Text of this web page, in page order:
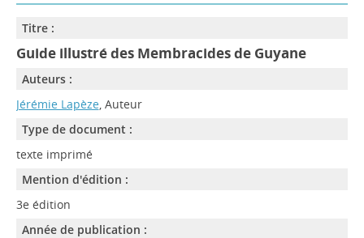
Titre :
Guide illustré des Membracides de Guyane
Auteurs :
Jérémie Lapèze, Auteur
Type de document :
texte imprimé
Mention d'édition :
3e édition
Année de publication :